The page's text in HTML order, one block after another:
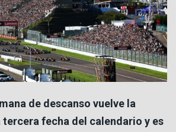
de descanso vuelve la
tercera fecha del calendario y es